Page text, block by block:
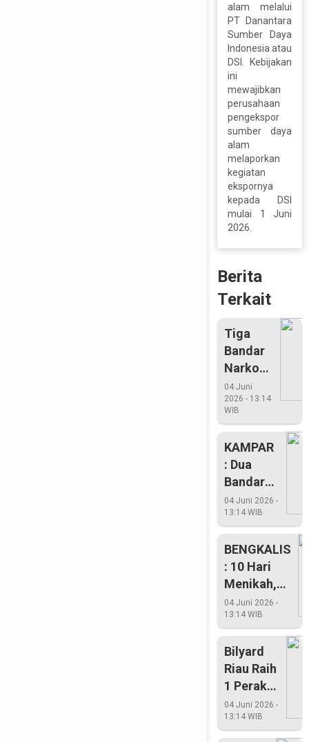
alam melalui
PT Danantara
Sumber Daya
Indonesia atau
DSI. Kebijakan
ini
mewajibkan
perusahaan
pengekspor
sumber daya
alam
melaporkan
kegiatan
ekspornya
kepada DSI
mulai 1 Juni
2026.
Berita
Terkait
Tiga
Bandar
Narkoba
Antar
Provinsi
04 Juni
2026 - 13:14
WIB
KAMPAR
: Dua
Bandar
Dan
Pengedar
Sabu
Diringkus
04 Juni 2026 -
13:14 WIB
BENGKALIS
: 10 Hari
Menikah,
Suami
Menginap
04 Juni 2026 -
13:14 WIB
Bilyard
Riau Raih
1 Perak
Dan 2
Perunggu
04 Juni 2026 -
13:14 WIB